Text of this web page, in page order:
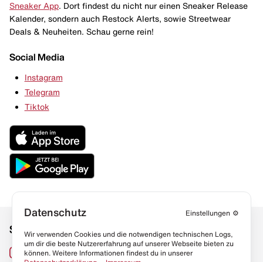
Sneaker App . Dort findest du nicht nur einen Sneaker Release
Kalender, sondern auch Restock Alerts, sowie Streetwear
Deals & Neuheiten. Schau gerne rein!
Social Media
Instagram
Telegram
Tiktok
Social Media
Instagram
Links
Sneaker Lexikon
Datenschutz Einstellungen ⚙️
Wir verwenden Cookies und die notwendigen technischen Logs,
um dir die beste Nutzererfahrung auf unserer Webseite bieten zu
können. Weitere Informationen findest du in unserer